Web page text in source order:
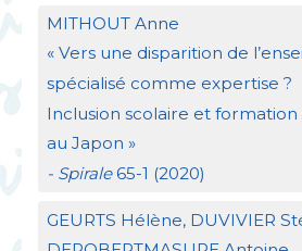
MITHOUTAnne
« Vers une disparition de
spécialisé comme expertise ?
Inclusion scolaire et formation
au Japon »
- Spirale65-1 (2020)
GEURTS Hélène, DUVIVIER